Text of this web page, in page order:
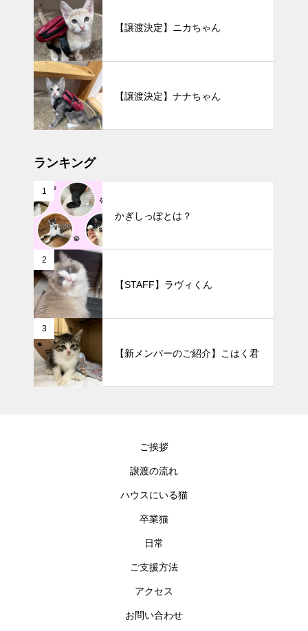
【譲渡決定】ニカちゃん
【譲渡決定】ナナちゃん
ランキング
1
かぎしっぽとは？
2
【STAFF】ラヴィくん
3
【新メンバーのご紹介】こはく君
ご挨拶
譲渡の流れ
ハウスにいる猫
卒業猫
日常
ご支援方法
アクセス
お問い合わせ